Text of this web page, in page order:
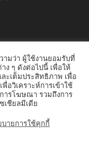
& Living
Interview
PR News
มว่า ผู้ใช้งานยอมรับที่
ง ๆ ดังต่อไปนี้ เพื่อให้
ะเต็มประสิทธิภาพ เพื่อ
อวิเคราะห์การเข้าใช้
ารโฆษณา รวมถึงการ
เชียลมีเดีย
บายการใช้คุกกี้